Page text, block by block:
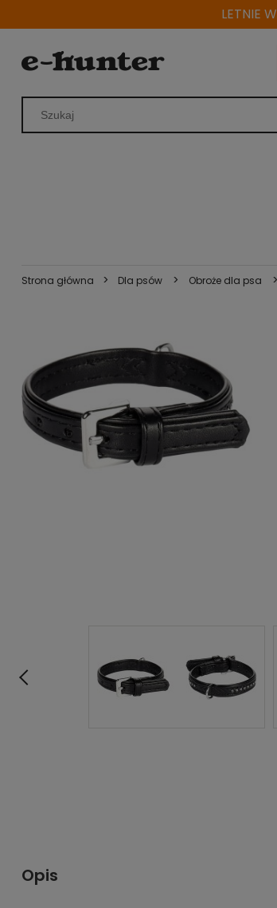
LETNIE
Strona główna > Dla psów > Obroże dla psa >
Opis